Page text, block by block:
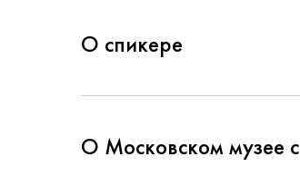
О спикере
О Московском музее